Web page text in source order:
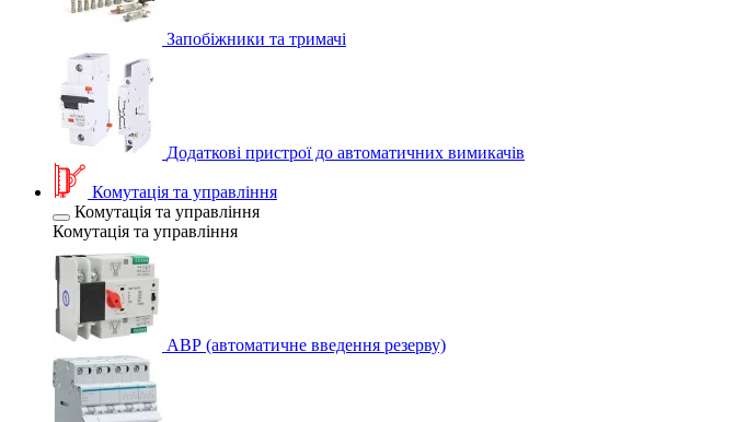
Запобіжники та тримачі
Додаткові пристрої до автоматичних вимикачів
Комутація та управління
Комутація та управління
Комутація та управління
АВР (автоматичне введення резерву)